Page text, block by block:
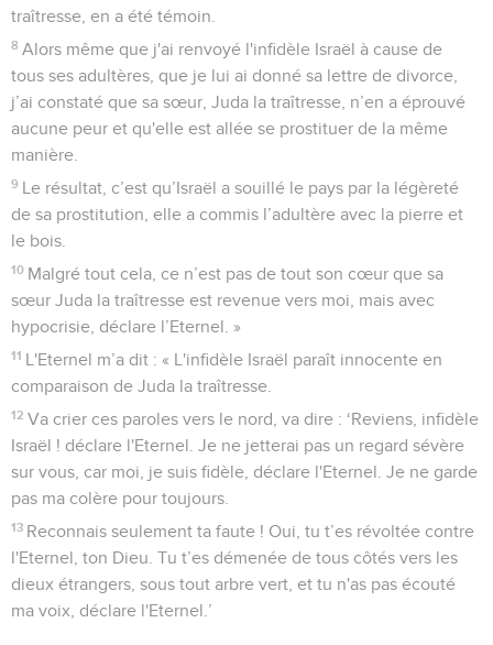
traîtresse, en a été témoin.
8 Alors même que j'ai renvoyé l'infidèle Israël à cause de
tous ses adultères, que je lui ai donné sa lettre de divorce,
j’ai constaté que sa sœur, Juda la traîtresse, n’en a éprouvé
aucune peur et qu'elle est allée se prostituer de la même
manière.
9 Le résultat, c’est qu’Israël a souillé le pays par la légèreté
de sa prostitution, elle a commis l’adultère avec la pierre et
le bois.
10 Malgré tout cela, ce n’est pas de tout son cœur que sa
sœur Juda la traîtresse est revenue vers moi, mais avec
hypocrisie, déclare l’Eternel. »
11 L'Eternel m’a dit : « L'infidèle Israël paraît innocente en
comparaison de Juda la traîtresse.
12 Va crier ces paroles vers le nord, va dire : ‘Reviens, infidèle
Israël ! déclare l'Eternel. Je ne jetterai pas un regard sévère
sur vous, car moi, je suis fidèle, déclare l'Eternel. Je ne garde
pas ma colère pour toujours.
13 Reconnais seulement ta faute ! Oui, tu t’es révoltée contre
l'Eternel, ton Dieu. Tu t’es démenée de tous côtés vers les
dieux étrangers, sous tout arbre vert, et tu n'as pas écouté
ma voix, déclare l'Eternel.’